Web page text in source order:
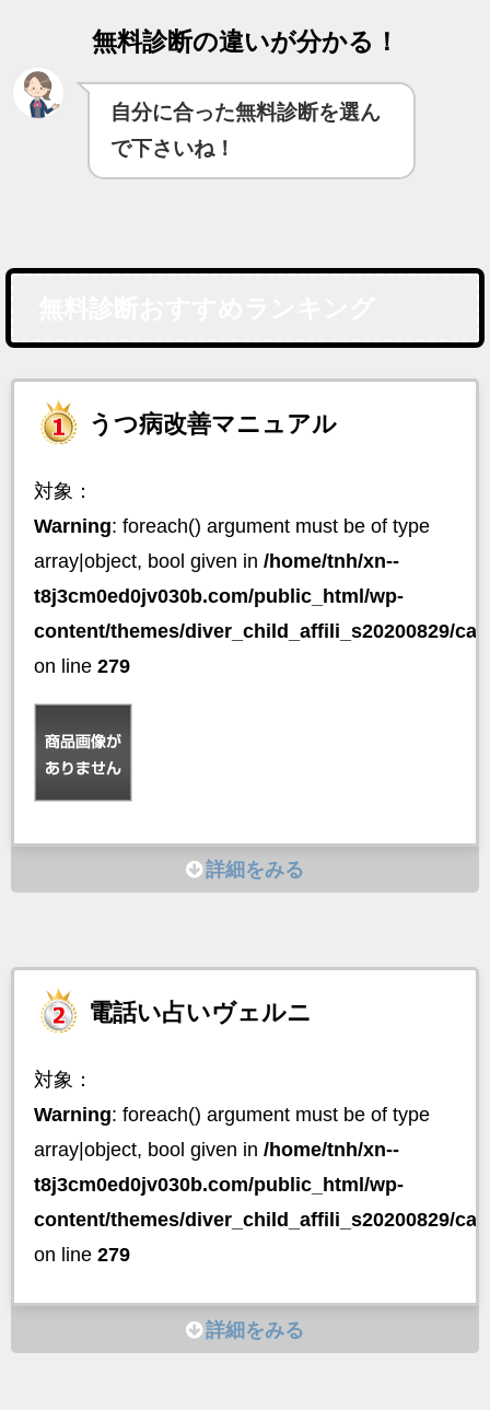
無料診断の違いが分かる！
自分に合った無料診断を選ん
で下さいね！
詳細をみる
うつ病改善マニュアル
対象：
Warning: foreach() argument must be of type
array|object, bool given in /home/tnh/xn--
t8j3cm0ed0jv030b.com/public_html/wp-
content/themes/diver_child_affili_s20200829/
on line 279
詳細をみる
電話い占いヴェルニ
対象：
Warning: foreach() argument must be of type
array|object, bool given in /home/tnh/xn--
t8j3cm0ed0jv030b.com/public_html/wp-
content/themes/diver_child_affili_s20200829/
on line 279